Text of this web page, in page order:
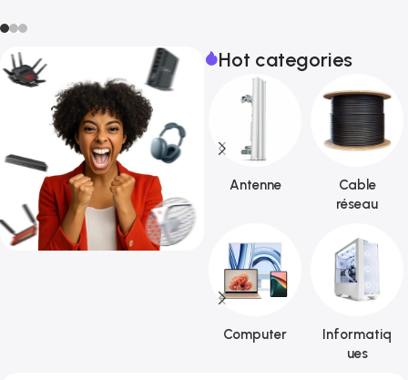
Hot categories
Antenne
Cable
réseau
Computer
Informatiq
ues